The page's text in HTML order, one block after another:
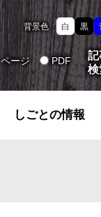
背景色 白 黒
ページ PDF
記
検
しごとの情報